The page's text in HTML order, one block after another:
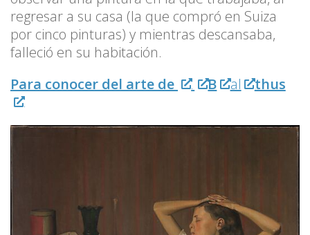
regresar a su casa (la que compró en Suiza
por cinco pinturas) y mientras descansaba,
falleció en su habitación.
Para conocer del arte de
B al thus